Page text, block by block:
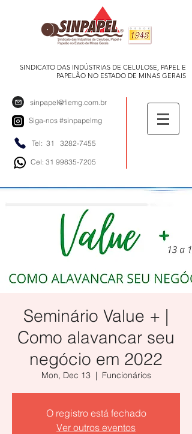
SINDICATO DAS INDÚSTRIAS DE CELULOSE, PAPEL E
PAPELÃO NO ESTADO DE MINAS GERAIS
sinpapel@fiemg.com.br
Siga-nos #sinpapelmg
Tel: 31 3282-7455
Cel: 31 99835-7205
Seminário Value + |
Como alavancar seu
negócio em 2022
Mon, Dec 13
  |
Funcionários
O registro está fechado
Ver outros eventos